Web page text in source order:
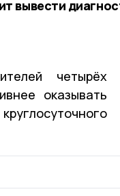
вывести
четырёх
оказывать